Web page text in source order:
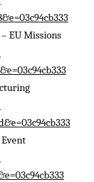
EU Missions